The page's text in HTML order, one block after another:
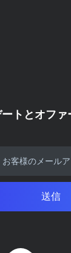
トとオファ
送信